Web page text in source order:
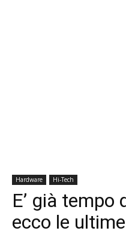
Hardware Hi-Tech
E’ già tempo
ecco le